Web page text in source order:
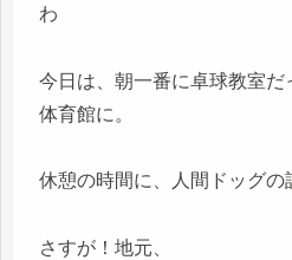
わ
今日は、朝一番に卓球教室だ
体育館に。
休憩の時間に、人間ドッグの
さすが！地元、